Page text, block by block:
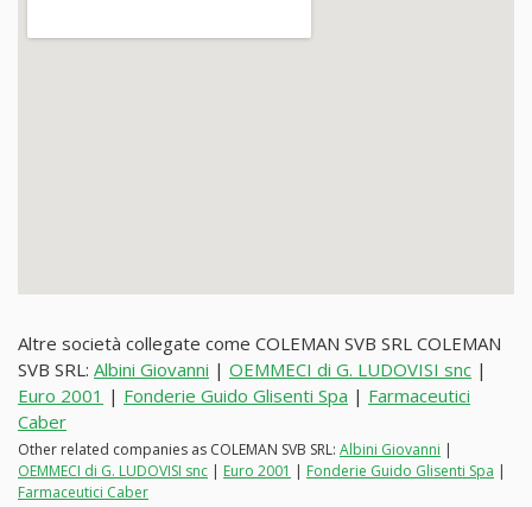
Altre società collegate come COLEMAN SVB SRL COLEMAN
SVB SRL: Albini Giovanni | OEMMECI di G. LUDOVISI snc |
Euro 2001 | Fonderie Guido Glisenti Spa | Farmaceutici
Caber
Other related companies as COLEMAN SVB SRL: Albini Giovanni |
OEMMECI di G. LUDOVISI snc | Euro 2001 | Fonderie Guido Glisenti Spa |
Farmaceutici Caber